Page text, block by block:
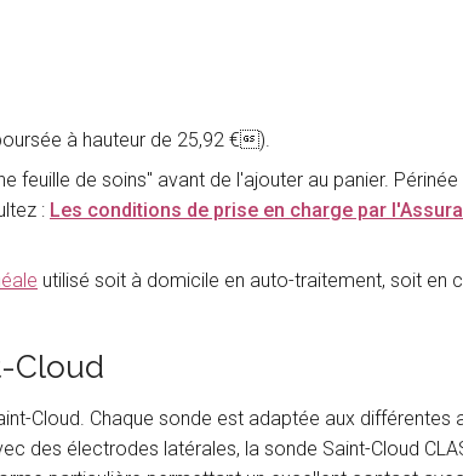
à hauteur de 25,92 €).
feuille de soins" avant de l'ajouter au panier.
: Les conditions de prise en charge par
utilisé soit à domicile en auto-traitement, soit en
Cloud
Cloud. Chaque sonde est adaptée aux différentes
des électrodes latérales, la sonde Saint-Cloud